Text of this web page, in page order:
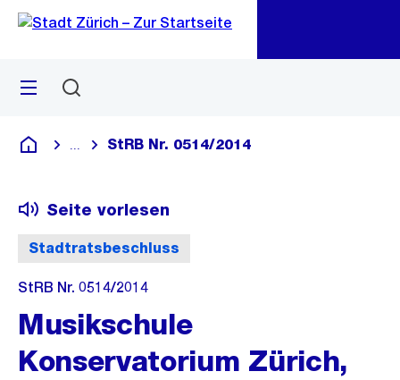
Navigation
Sprunglink
Menü
Deutsch
Blende alle Breadcrumbs ein
StRB Nr. 0514/2014
Stadtratsbeschluss
Seite vorlesen
StRB Nr. 0514/2014
Musikschule
Konservatorium Zürich,